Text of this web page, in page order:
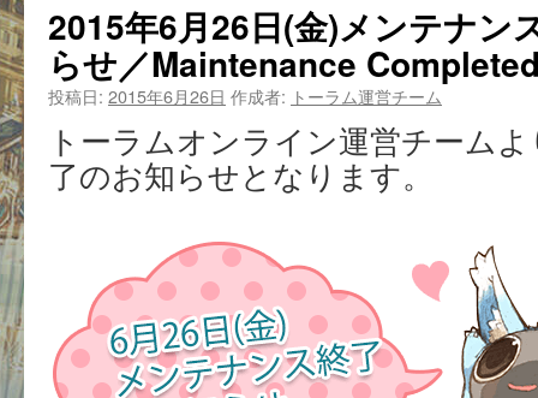
2015年6月26日(金)メンテナン
らせ／Maintenance
投稿日: 2015年6月26日 作成者: トーラム運営チーム
トーラムオンライン運営チーム
了のお知らせとなります。